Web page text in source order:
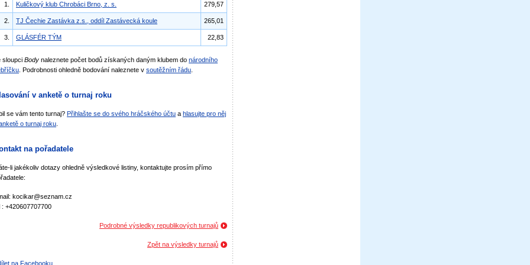
1. Kuličkový klub Chrobáci Brno, z. s. 279,57
2. TJ Čechie Zastávka z.s., oddíl Zastávecká koule 265,01
3. GLÁSFÉR TÝM 22,83
sloupci Body naleznete počet bodů získaných daným klubem do národního
. Podrobnosti ohledně bodování naleznete v soutěžním řádu
v anketě o turnaj roku
se vám tento turnaj? Přihlašte se do svého hráčského účtu a hlasujte pro něj
o turnaj roku
na pořadatele
li jakékoliv dotazy ohledně výsledkové listiny, kontaktujte prosím přímo
kocikar@seznam.cz
: +420607707700
Podrobné výsledky republikových turnajů
Zpět na výsledky turnajů
na Facebooku